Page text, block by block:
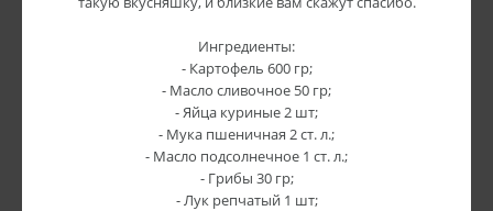
Ингредиенты:
- Картофель 600 гр;
- Масло сливочное 50 гр;
- Яйца куриные 2 шт;
- Мука пшеничная 2 ст. л.;
- Масло подсолнечное 1 ст. л.;
- Грибы 30 гр;
- Лук репчатый 1 шт;